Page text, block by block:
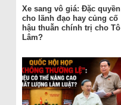
Xe sang vô giá: Đặc quyền
cho lãnh đạo hay củng cố
hậu thuẫn chính trị cho Tô
Lâm?